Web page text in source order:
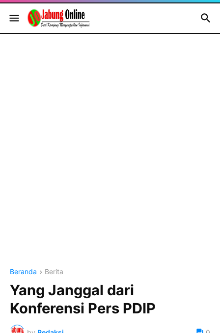
Beranda Berita
Yang Janggal dari
Konferensi Pers PDIP